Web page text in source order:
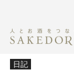
日記